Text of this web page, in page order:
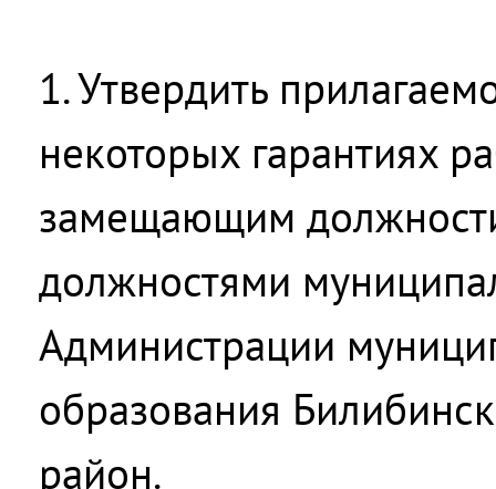
1. Утвердить
некоторых гарантиях
замещающим
должностями
Администрации
образования
район.